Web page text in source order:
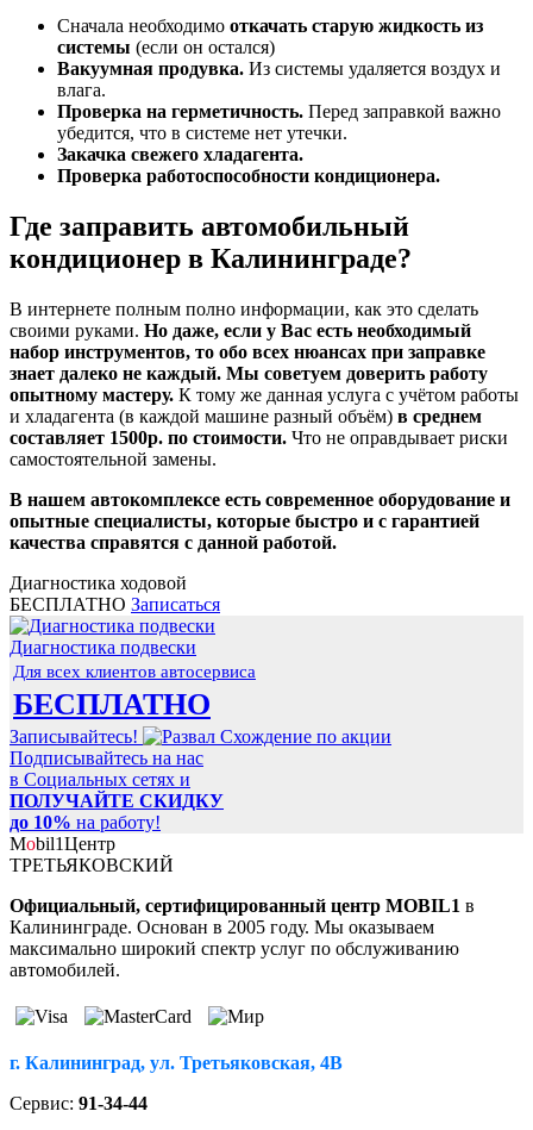
Сначала необходимо откачать старую жидкость из
системы (если он остался)
Вакуумная продувка. Из системы удаляется воздух и
влага.
Проверка на герметичность. Перед заправкой важно
убедится, что в системе нет утечки.
Закачка свежего хладагента.
Проверка работоспособности кондиционера.
Где заправить автомобильный
кондиционер в Калининграде?
В интернете полным полно информации, как это сделать
своими руками. Но даже, если у Вас есть необходимый
набор инструментов, то обо всех нюансах при заправке
знает далеко не каждый. Мы советуем доверить работу
опытному мастеру. К тому же данная услуга с учётом работы
и хладагента (в каждой машине разный объём) в среднем
составляет 1500р. по стоимости. Что не оправдывает риски
самостоятельной замены.
В нашем автокомплексе есть современное оборудование и
опытные специалисты, которые быстро и с гарантией
качества справятся с данной работой.
Диагностика ходовой
БЕСПЛАТНО Записаться
Диагностика подвески
Для всех клиентов автосервиса
БЕСПЛАТНО
Записывайтесь!
Подписывайтесь на нас
в Социальных сетях и
ПОЛУЧАЙТЕ СКИДКУ
до 10% на работу!
Mobil1Центр
ТРЕТЬЯКОВСКИЙ
Официальный, сертифицированный центр MOBIL1 в
Калининграде. Основан в 2005 году. Мы оказываем
максимально широкий спектр услуг по обслуживанию
автомобилей.
г. Калининград, ул. Третьяковская, 4В
Сервис: 91-34-44